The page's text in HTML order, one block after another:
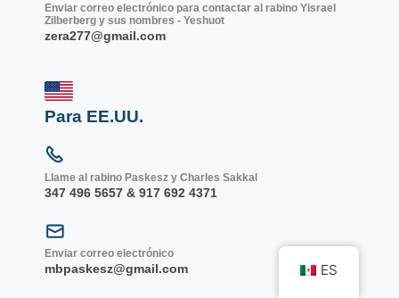
Enviar correo electrónico para contactar al rabino Yisrael
Zilberberg y sus nombres - Yeshuot
zera277@gmail.com
Para EE.UU.
Llame al rabino Paskesz y Charles Sakkal
347 496 5657 & 917 692 4371
Enviar correo electrónico
mbpaskesz@gmail.com ES